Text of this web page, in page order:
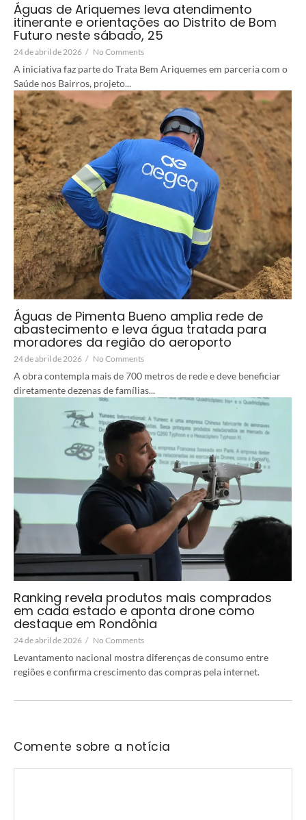
Águas de Ariquemes leva atendimento
itinerante e orientações ao Distrito de Bom
Futuro neste sábado, 25
24 de abril de 2026 / No Comments
A iniciativa faz parte do Trata Bem Ariquemes em parceria com o
Saúde nos Bairros, projeto...
Águas de Pimenta Bueno amplia rede de
abastecimento e leva água tratada para
moradores da região do aeroporto
24 de abril de 2026 / No Comments
A obra contempla mais de 700 metros de rede e deve beneficiar
diretamente dezenas de famílias...
Ranking revela produtos mais comprados
em cada estado e aponta drone como
destaque em Rondônia
24 de abril de 2026 / No Comments
Levantamento nacional mostra diferenças de consumo entre
regiões e confirma crescimento das compras pela internet.
Comente sobre a notícia